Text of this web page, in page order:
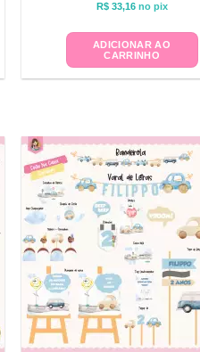
R$33,16 no pix
ADICIONAR AO
CARRINHO